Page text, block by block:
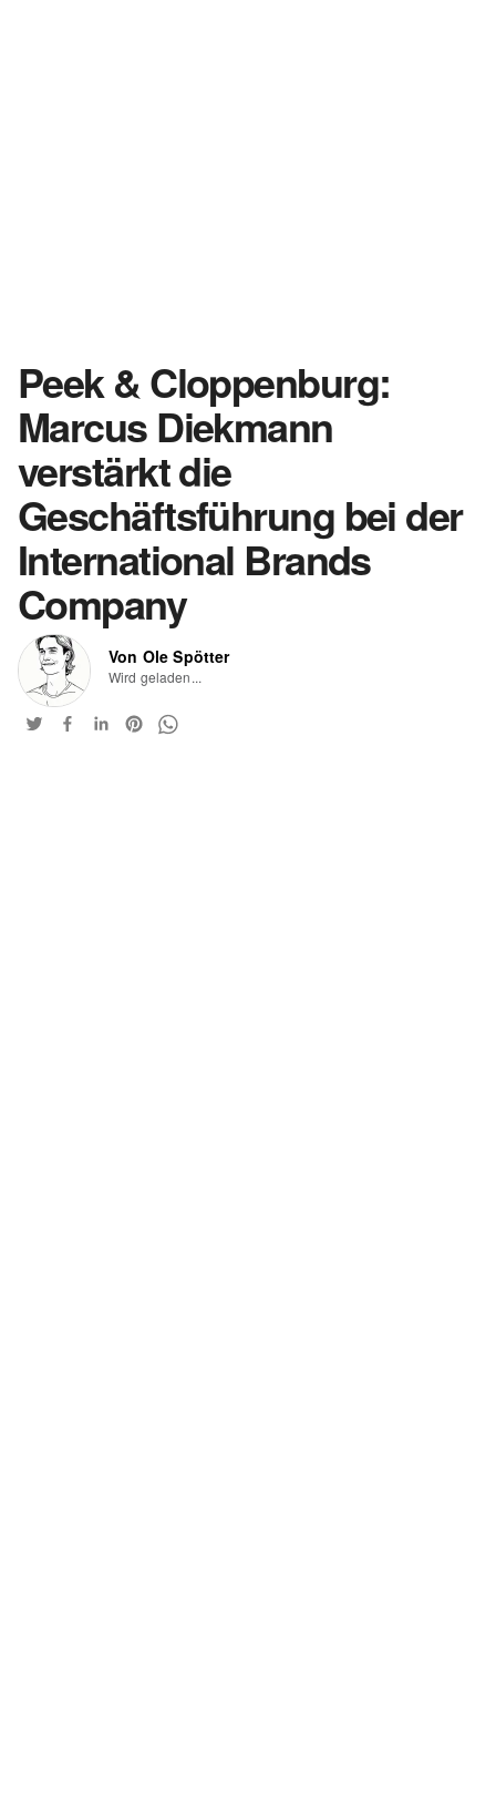
Peek & Cloppenburg:
Marcus Diekmann
verstärkt die
Geschäftsführung bei der
International Brands
Company
Von Ole Spötter
Wird geladen...